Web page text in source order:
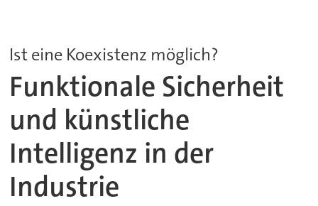
Ist eine Koexistenz möglich?
Funktionale Sicherheit
und künstliche
Intelligenz in der
Industrie